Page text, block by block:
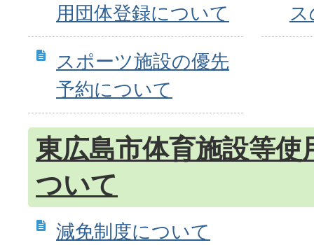
用団体登録について
スポーツ施設の優先
予約について
東広島市体育施設等使
ついて
減免制度について